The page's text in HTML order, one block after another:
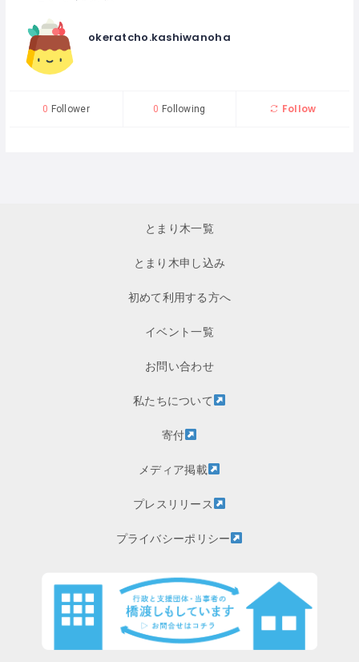
okeratcho.kashiwanoha
0 Follower 0 Following Follow
とまり木一覧
とまり木申し込み
初めて利用する方へ
イベント一覧
お問い合わせ
私たちについて
寄付
メディア掲載
プレスリリース
プライバシーポリシー